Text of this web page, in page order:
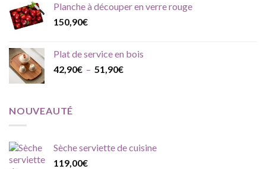
Planche à découper en verre rouge
150,90€
Plat de service en bois
42,90€ – 51,90€Plage
NOUVEAUTÉ
Sèche serviette de cuisine
119,00€